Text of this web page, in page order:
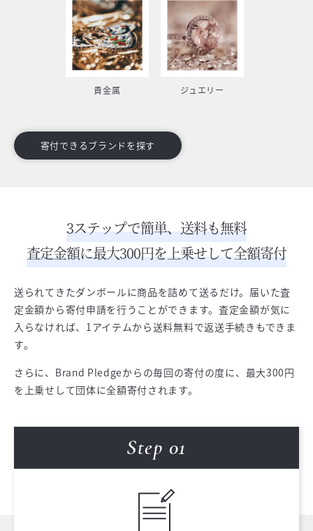
貴金属 ジュエリー
寄付できるブランドを探す
3ステップで簡単、送料も無料
査定金額に最大300円を上乗せして全額寄付
送られてきたダンボールに商品を詰めて送るだけ。届いた査
定金額から寄付申請を行うことができます。査定金額が気に
入らなければ、1アイテムから送料無料で返送手続きもできま
す。
さらに、Brand Pledgeからの毎回の寄付の度に、最大300円
を上乗せして団体に全額寄付されます。
Step 01